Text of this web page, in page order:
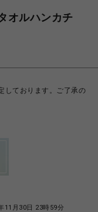
オルハンカチ
しております。ご了承の
11月30日 23時59分